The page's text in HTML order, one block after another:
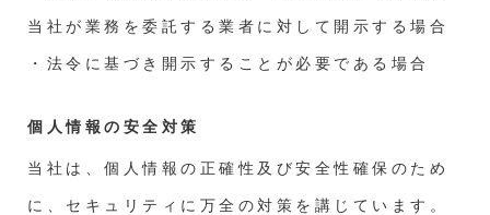
当社が業務を委託する業者に対して開示する場合
・法令に基づき開示することが必要である場合
個人情報の安全対策
当社は、個人情報の正確性及び安全性確保のため
に、セキュリティに万全の対策を講じています。